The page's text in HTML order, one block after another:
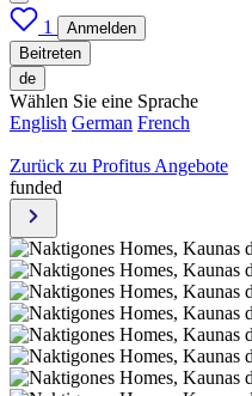
1
Anmelden
Beitreten
de
Wählen Sie eine Sprache
English German French
Zurück zu Profitus Angebote
funded